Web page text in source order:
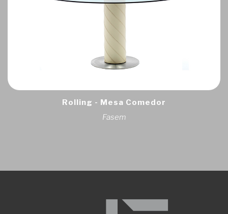
Rolling - Mesa Comedor
Fasem